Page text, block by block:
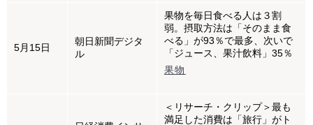
5月15日
朝日新聞デジタ
ル
果物を毎日食べる人は３割
弱。摂取方法は「そのまま食
べる」が93％で最多、次いで
「ジュース、果汁飲料」35％
果物
＜リサーチ・クリップ＞最も
満足した消費は「旅行」がト